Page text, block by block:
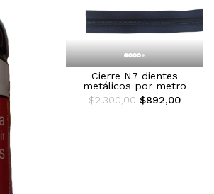
Cierre N7 dientes
metálicos por metro
$2.300,00 $892,00